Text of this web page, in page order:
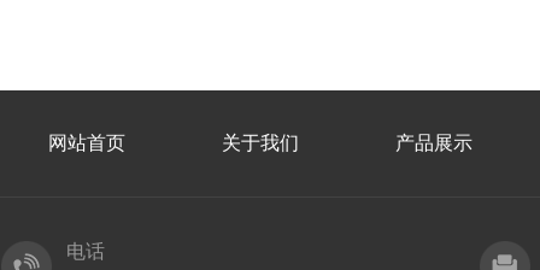
网站首页 关于我们 产品展示
电话